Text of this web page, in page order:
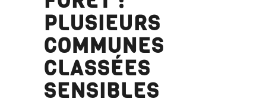
PLUSIEURS
COMMUNES
CLASSÉES
SENSIBLES